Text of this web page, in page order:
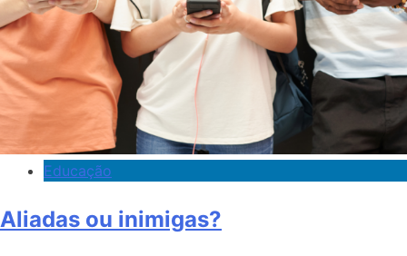
Educação
Aliadas ou inimigas?